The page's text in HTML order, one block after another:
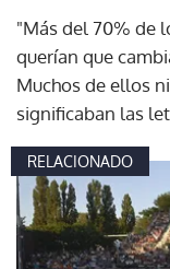
"Más del 70% de
querían que
Muchos de ellos
significaban las
RELACIONADO